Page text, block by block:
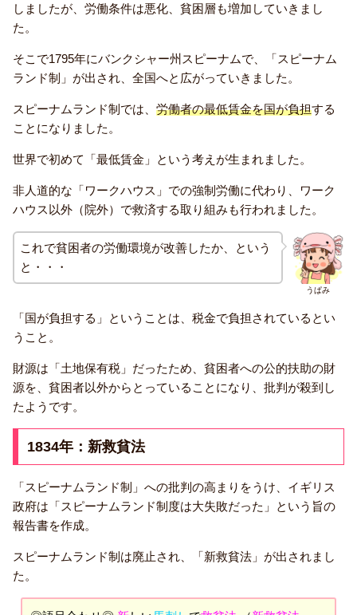
しましたが、労働条件は悪化、貧困層も増加していきまし
た。
そこで1795年にバンクシャー州スピーナムで、「スピーナム
ランド制」が出され、全国へと広がっていきました。
スピーナムランド制では、 労働者の最低賃金を国が負担する
ことになりました。
世界で初めて「最低賃金」という考えが生まれました。
非人道的な「ワークハウス」での強制労働に代わり、ワーク
ハウス以外（院外）で救済する取り組みも行われました。
うぱみ
これで貧困者の労働環境が改善したか、という
と・・・
「国が負担する」ということは、税金で負担されているとい
うこと。
財源は「土地保有税」だったため、貧困者への公的扶助の財
源を、貧困者以外からとっていることになり、批判が殺到し
たようです。
1834年：新救貧法
「スピーナムランド制」への批判の高まりをうけ、イギリス
政府は「スピーナムランド制度は大失敗だった」という旨の
報告書を作成。
スピーナムランド制は廃止され、「新救貧法」が出されまし
た。